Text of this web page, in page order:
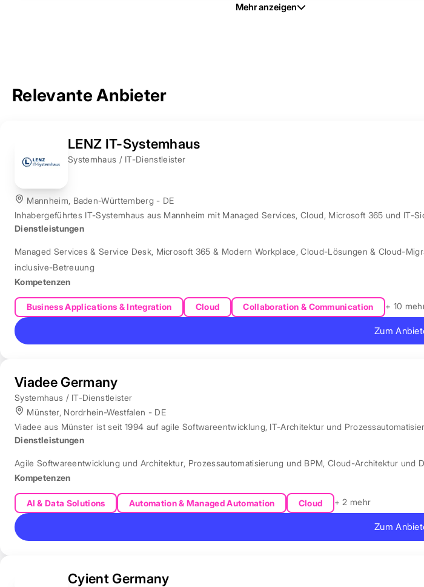
Mehr anzeigen
Relevante Anbieter
LENZ IT-Systemhaus
Systemhaus / IT-Dienstleister
Mannheim, Baden-Württemberg - DE
Inhabergeführtes IT-Systemhaus aus Mannheim mit Managed Services, Cloud, Microsoft 365 und IT-
Dienstleistungen
Managed Services & Service Desk, Microsoft 365 & Modern Workplace,Cloud-Lösungen & Cloud-
inclusive-Betreuung
Kompetenzen
Business Applications & Integration Cloud Collaboration & Communication + 10
Zum
Viadee Germany
Systemhaus / IT-Dienstleister
Münster, Nordrhein-Westfalen - DE
Viadee aus Münster ist seit 1994 auf agile Softwareentwicklung, IT-Architektur und
Dienstleistungen
Agile Softwareentwicklung und Architektur, Prozessautomatisierung und BPM, Cloud-Architektur und
Kompetenzen
AI & Data Solutions Automation & Managed Automation Cloud + 2 mehr
Zum
Cyient Germany